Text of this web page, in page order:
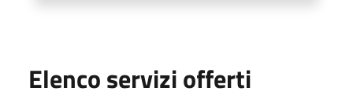
Elenco servizi offerti